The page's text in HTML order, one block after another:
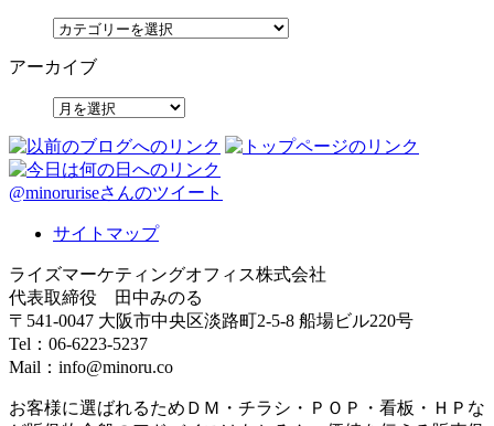
アーカイブ
@minoruriseさんのツイート
サイトマップ
ライズマーケティングオフィス株式会社
代表取締役 田中みのる
〒541-0047 大阪市中央区淡路町2-5-8 船場ビル220号
Tel：06-6223-5237
Mail：info@minoru.co
お客様に選ばれるためＤＭ・チラシ・ＰＯＰ・看板・ＨＰな